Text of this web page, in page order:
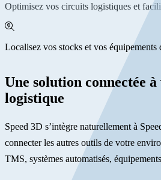
Optimisez vos circuits logistiques et
Localisez vos stocks et vos
Une solution connectée
logistique
Speed 3D s’intègre naturellement à
connecter les autres outils de votre
TMS, systèmes automatisés,